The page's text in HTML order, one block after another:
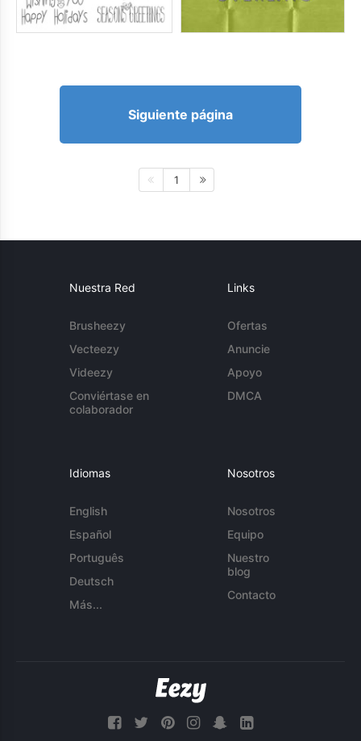
Siguiente página
1
Nuestra Red
Brusheezy
Vecteezy
Videezy
Conviértase en
colaborador
Links
Ofertas
Anuncie
Apoyo
DMCA
Idiomas
English
Español
Português
Deutsch
Más...
Nosotros
Nosotros
Equipo
Nuestro
blog
Contacto